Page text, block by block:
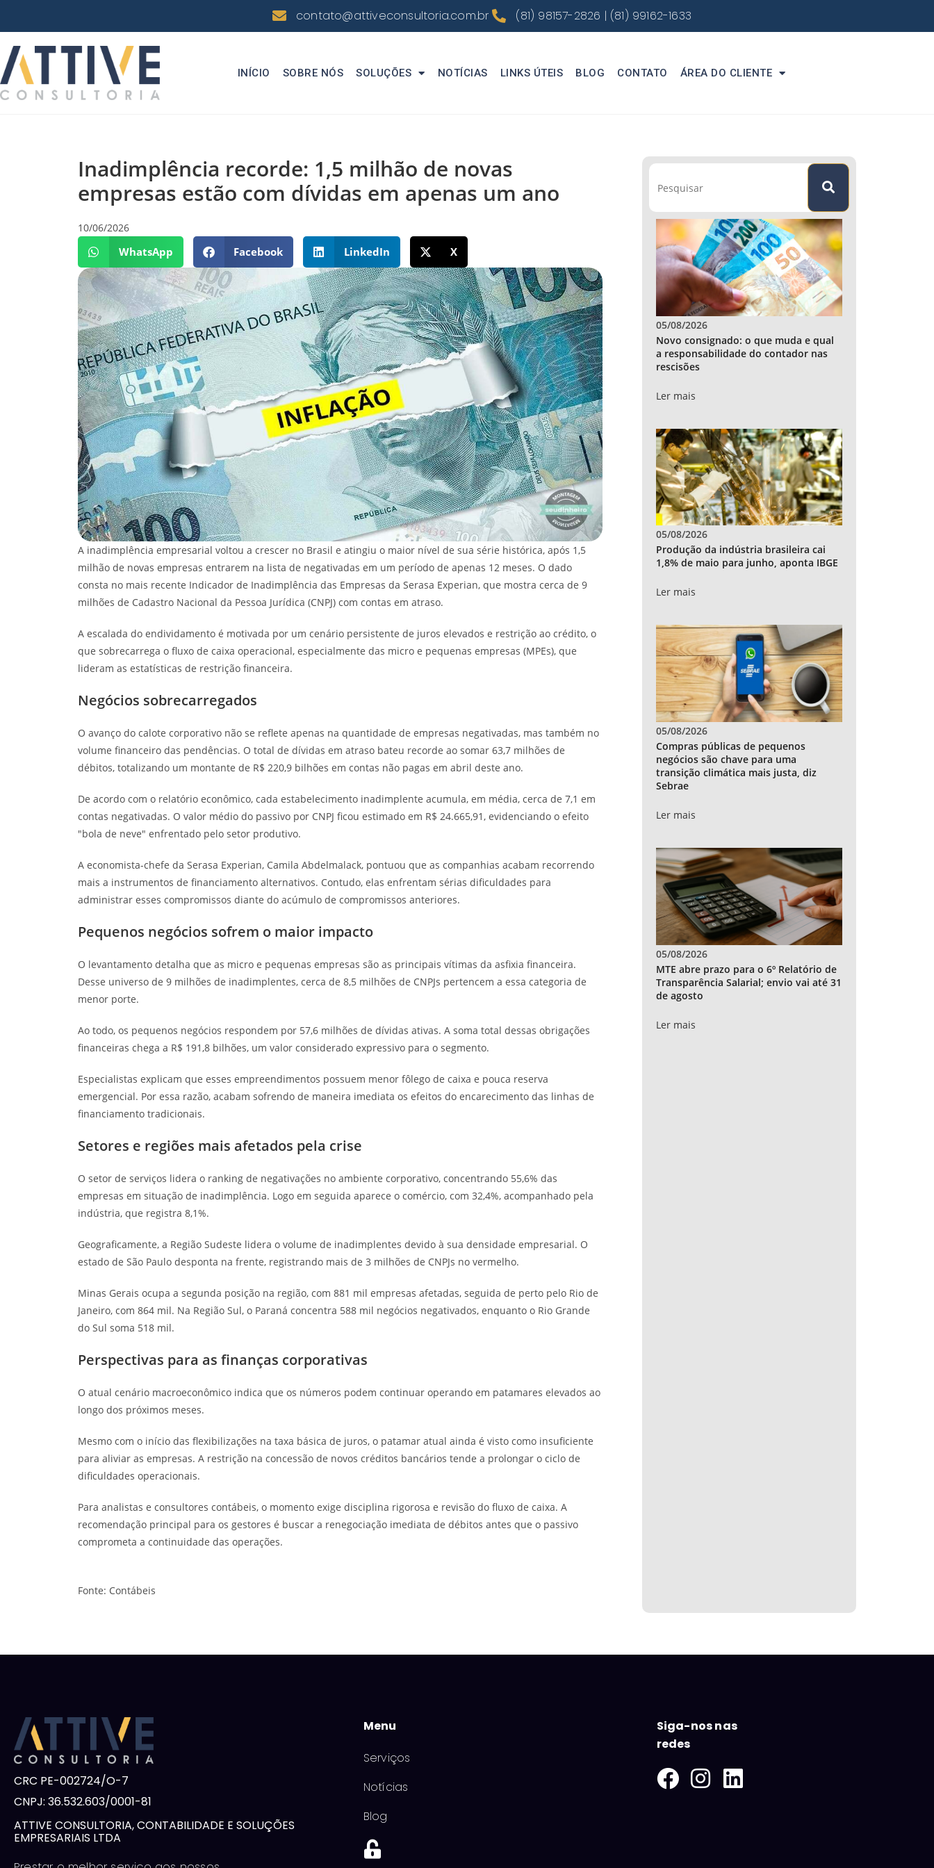
contato@attiveconsultoria.com.br (81) 98157-2826 | (81) 99162-1633
INÍCIO SOBRE NÓS SOLUÇÕES NOTÍCIAS LINKS ÚTEIS BLOG CONTATO ÁREA DO CLIENTE
Inadimplência recorde: 1,5 milhão de novas
empresas estão com dívidas em apenas um ano
10/06/2026
WhatsApp Facebook LinkedIn X
A inadimplência empresarial voltou a crescer no Brasil e atingiu o maior nível de sua série histórica, após 1,5
milhão de novas empresas entrarem na lista de negativadas em um período de apenas 12 meses. O dado
consta no mais recente Indicador de Inadimplência das Empresas da Serasa Experian, que mostra cerca de 9
milhões de Cadastro Nacional da Pessoa Jurídica (CNPJ) com contas em atraso.
A escalada do endividamento é motivada por um cenário persistente de juros elevados e restrição ao crédito, o
que sobrecarrega o fluxo de caixa operacional, especialmente das micro e pequenas empresas (MPEs), que
lideram as estatísticas de restrição financeira.
Negócios sobrecarregados
O avanço do calote corporativo não se reflete apenas na quantidade de empresas negativadas, mas também no
volume financeiro das pendências. O total de dívidas em atraso bateu recorde ao somar 63,7 milhões de
débitos, totalizando um montante de R$ 220,9 bilhões em contas não pagas em abril deste ano.
De acordo com o relatório econômico, cada estabelecimento inadimplente acumula, em média, cerca de 7,1 em
contas negativadas. O valor médio do passivo por CNPJ ficou estimado em R$ 24.665,91, evidenciando o efeito
"bola de neve" enfrentado pelo setor produtivo.
A economista-chefe da Serasa Experian, Camila Abdelmalack, pontuou que as companhias acabam recorrendo
mais a instrumentos de financiamento alternativos. Contudo, elas enfrentam sérias dificuldades para
administrar esses compromissos diante do acúmulo de compromissos anteriores.
Pequenos negócios sofrem o maior impacto
O levantamento detalha que as micro e pequenas empresas são as principais vítimas da asfixia financeira.
Desse universo de 9 milhões de inadimplentes, cerca de 8,5 milhões de CNPJs pertencem a essa categoria de
menor porte.
Ao todo, os pequenos negócios respondem por 57,6 milhões de dívidas ativas. A soma total dessas obrigações
financeiras chega a R$ 191,8 bilhões, um valor considerado expressivo para o segmento.
Especialistas explicam que esses empreendimentos possuem menor fôlego de caixa e pouca reserva
emergencial. Por essa razão, acabam sofrendo de maneira imediata os efeitos do encarecimento das linhas de
financiamento tradicionais.
Setores e regiões mais afetados pela crise
O setor de serviços lidera o ranking de negativações no ambiente corporativo, concentrando 55,6% das
empresas em situação de inadimplência. Logo em seguida aparece o comércio, com 32,4%, acompanhado pela
indústria, que registra 8,1%.
Geograficamente, a Região Sudeste lidera o volume de inadimplentes devido à sua densidade empresarial. O
estado de São Paulo desponta na frente, registrando mais de 3 milhões de CNPJs no vermelho.
Minas Gerais ocupa a segunda posição na região, com 881 mil empresas afetadas, seguida de perto pelo Rio de
Janeiro, com 864 mil. Na Região Sul, o Paraná concentra 588 mil negócios negativados, enquanto o Rio Grande
do Sul soma 518 mil.
Perspectivas para as finanças corporativas
O atual cenário macroeconômico indica que os números podem continuar operando em patamares elevados ao
longo dos próximos meses.
Mesmo com o início das flexibilizações na taxa básica de juros, o patamar atual ainda é visto como insuficiente
para aliviar as empresas. A restrição na concessão de novos créditos bancários tende a prolongar o ciclo de
dificuldades operacionais.
Para analistas e consultores contábeis, o momento exige disciplina rigorosa e revisão do fluxo de caixa. A
recomendação principal para os gestores é buscar a renegociação imediata de débitos antes que o passivo
comprometa a continuidade das operações.
Fonte: Contábeis
05/08/2026
Novo consignado: o que muda e qual
a responsabilidade do contador nas
rescisões
Ler mais
05/08/2026
Produção da indústria brasileira cai
1,8% de maio para junho, aponta IBGE
Ler mais
05/08/2026
Compras públicas de pequenos
negócios são chave para uma
transição climática mais justa, diz
Sebrae
Ler mais
05/08/2026
MTE abre prazo para o 6º Relatório de
Transparência Salarial; envio vai até 31
de agosto
Ler mais
CRC PE-002724/O-7
CNPJ: 36.532.603/0001-81
ATTIVE CONSULTORIA, CONTABILIDADE E SOLUÇÕES
EMPRESARIAIS LTDA
Menu
Serviços
Notícias
Blog
Siga-nos nas
redes